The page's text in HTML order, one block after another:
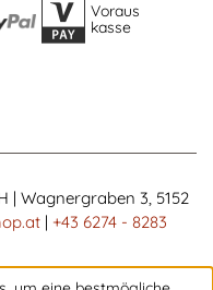
Voraus
kasse
| Wagnergraben 3, 5152
| +43 6274 - 8283